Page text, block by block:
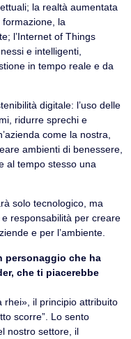
la realtà aumentata
la
l’Internet of Things
e intelligenti,
in tempo reale e da
digitale: l’uso delle
ridurre sprechi e
come la nostra,
ambienti di benessere,
al tempo stesso una
solo tecnologico, ma
responsabilità per creare
e per l’ambiente.
personaggio che ha
che ti piacerebbe
rhei», il principio attribuito
scorre”. Lo sento
nostro settore, il